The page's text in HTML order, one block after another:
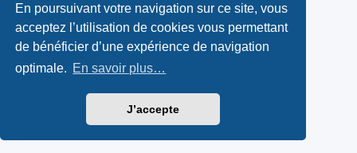
En poursuivant votre navigation sur ce site, vous
acceptez l’utilisation de cookies vous permettant
de bénéficier d’une expérience de navigation
optimale. En savoir plus…
J’accepte